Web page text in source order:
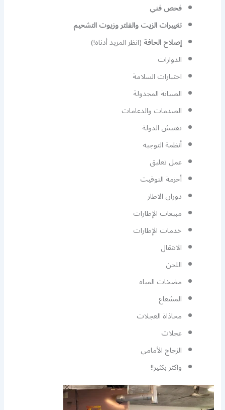
فحص فني
تغييرات الزيت والفلتر وزيوت التشحيم
إصلاح الحافة(انظر المزيد أدناه!)
الدوارات
اختبارات السلامة
الصيانة المجدولة
الصدمات والدعامات
تفتيش الدولة
أنظمة التوجيه
عمل تعليق
أحزمة التوقيت
دوران الاطار
مبيعات الإطارات
خدمات الإطارات
الانتقال
اللحن
مضخات المياه
المشعاع
محاذاة العجلات
عجلات
الزجاج الأمامي
واكثر بكثير!!